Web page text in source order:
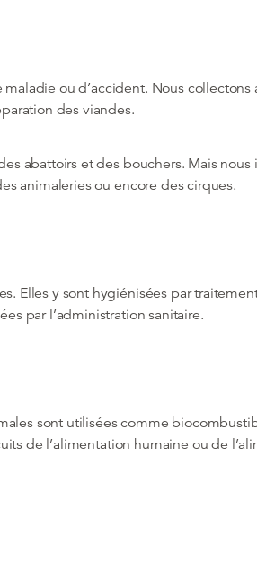
ou d’accident. Nous
des viandes.
abattoirs et des bouchers. Mais
animaleries ou encore des cirques.
Elles y sont hygiénisées par
par l’administration sanitaire.
sont utilisées comme
de l’alimentation humaine ou de